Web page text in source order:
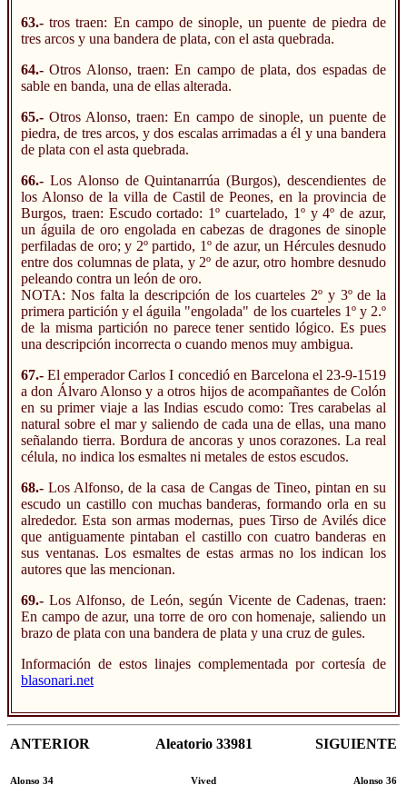
63.- tros traen: En campo de sinople, un puente de piedra de
tres arcos y una bandera de plata, con el asta quebrada.
64.- Otros Alonso, traen: En campo de plata, dos espadas de
sable en banda, una de ellas alterada.
65.- Otros Alonso, traen: En campo de sinople, un puente de
piedra, de tres arcos, y dos escalas arrimadas a él y una bandera
de plata con el asta quebrada.
66.- Los Alonso de Quintanarrúa (Burgos), descendientes de
los Alonso de la villa de Castil de Peones, en la provincia de
Burgos, traen: Escudo cortado: 1º cuartelado, 1º y 4º de azur,
un águila de oro engolada en cabezas de dragones de sinople
perfiladas de oro; y 2º partido, 1º de azur, un Hércules desnudo
entre dos columnas de plata, y 2º de azur, otro hombre desnudo
peleando contra un león de oro.
NOTA: Nos falta la descripción de los cuarteles 2º y 3º de la
primera partición y el águila "engolada" de los cuarteles 1º y 2.º
de la misma partición no parece tener sentido lógico. Es pues
una descripción incorrecta o cuando menos muy ambigua.
67.- El emperador Carlos I concedió en Barcelona el 23-9-1519
a don Álvaro Alonso y a otros hijos de acompañantes de Colón
en su primer viaje a las Indias escudo como: Tres carabelas al
natural sobre el mar y saliendo de cada una de ellas, una mano
señalando tierra. Bordura de ancoras y unos corazones. La real
célula, no indica los esmaltes ni metales de estos escudos.
68.- Los Alfonso, de la casa de Cangas de Tineo, pintan en su
escudo un castillo con muchas banderas, formando orla en su
alrededor. Esta son armas modernas, pues Tirso de Avilés dice
que antiguamente pintaban el castillo con cuatro banderas en
sus ventanas. Los esmaltes de estas armas no los indican los
autores que las mencionan.
69.- Los Alfonso, de León, según Vicente de Cadenas, traen:
En campo de azur, una torre de oro con homenaje, saliendo un
brazo de plata con una bandera de plata y una cruz de gules.
Información de estos linajes complementada por cortesía de
blasonari.net
ANTERIOR
Alonso 34
Aleatorio 33981
Vived
SIGUIENTE
Alonso 36